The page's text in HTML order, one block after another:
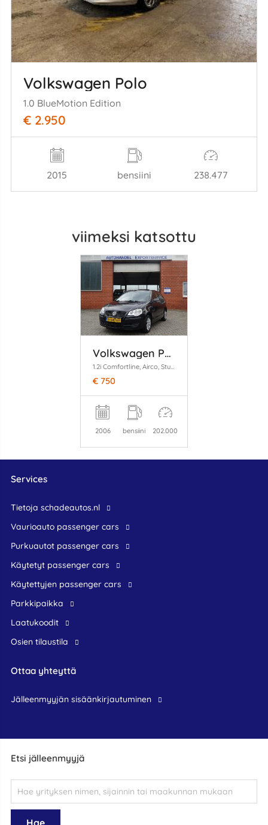
Volkswagen Polo
1.0 BlueMotion Edition
€ 2.950
2015 bensiini 238.477
viimeksi katsottu
Volkswagen Polo
1.2i Comfortline, Airco, Stuurbekr
€ 750
2006 bensiini 202.000
Etsi jälleenmyyjä
Services
Tietoja schadeautos.nl
Vaurioauto passenger cars
Purkuautot passenger cars
Käytetyt passenger cars
Käytettyjen passenger cars
Parkkipaikka
Laatukoodit
Osien tilaustila
Ottaa yhteyttä
jälleenmyyjän sisäänkirjautuminen